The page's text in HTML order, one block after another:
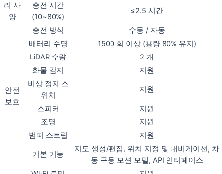
리 사
양
충전 시간
(10~80%)
≤2.5 시간
충전 방식
수동 / 자동
배터리 수명
1500 회 이상 (용량 80% 유지)
안전
보호
LiDAR 수량
2 개
화물 감지
지원
비상 정지 스
위치
지원
스피커
지원
조명
지원
범퍼 스트립
지원
기본 기능
지도 생성/편집, 위치 지정 및 내비게이션, 차
동 구동 모션 모델, API 인터페이스